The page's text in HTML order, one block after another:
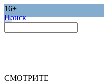
16+
Поиск
СМОТРИТЕ